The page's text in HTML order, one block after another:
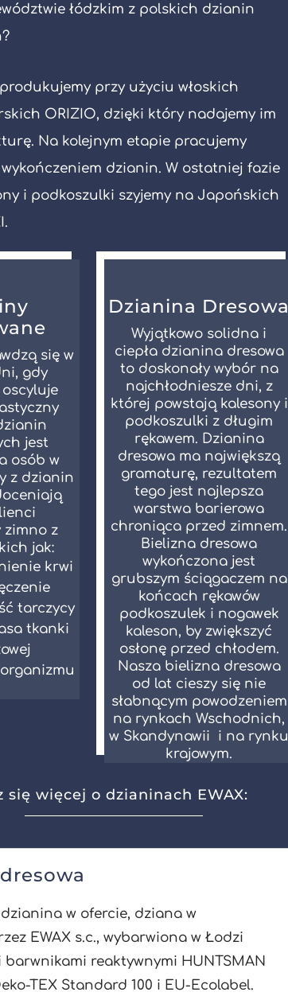
łódzkim z polskich dzianin
przy użyciu włoskich
ORIZIO, dzięki który nadajemy im
Na kolejnym etapie pracujemy
dzianin. W ostatniej fazie
i podkoszulki szyjemy na Japońskich
się w
gdy
jest
osób w
z dzianin
zimno z
jak:
krwi
tarczycy
tkanki
Dzianina Dresowa
Wyjątkowo solidna i
ciepła dzianina dresowa
to doskonały wybór na
najchłodniesze dni, z
której powstają kalesony i
podkoszulki z długim
rękawem. Dzianina
dresowa ma największą
gramaturę, rezultatem
tego jest najlepsza
warstwa barierowa
chroniąca przed zimnem.
Bielizna dresowa
wykończona jest
grubszym ściągaczem na
końcach rękawów
podkoszulek i nogawek
kaleson, by zwiększyć
osłonę przed chłodem.
Nasza bielizna dresowa
od lat cieszy się nie
słabnącym powodzeniem
na rynkach Wschodnich,
w Skandynawii i na rynku
krajowym.
się więcej o dzianinach EWAX:
w ofercie, dziana w
EWAX s.c., wybarwiona w Łodzi
barwnikami reaktywnymi HUNTSMAN
TEX Standard 100 i EU-Ecolabel.